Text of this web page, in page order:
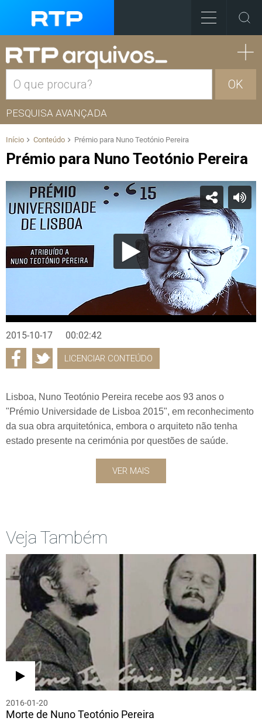
OK
PESQUISA AVANÇADA
Início Conteúdo Prémio para Nuno Teotónio Pereira
Prémio para Nuno Teotónio Pereira
2015-10-17 00:02:42
LICENCIAR CONTEÚDO
Lisboa, Nuno Teotónio Pereira recebe aos 93 anos o
"Prémio Universidade de Lisboa 2015", em reconhecimento
da sua obra arquitetónica, embora o arquiteto não tenha
estado presente na cerimónia por questões de saúde.
VER MAIS
Veja Também
2016-01-20
Morte de Nuno Teotónio Pereira